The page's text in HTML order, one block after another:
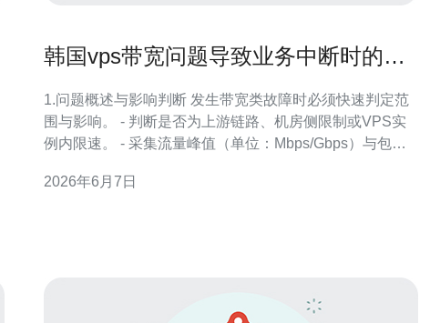
韩国vps带宽问题导致业务中断时的应
1.问题概述与影响判断 发生带宽类故障时必须快速判定范
围与影响。 - 判断是否为上游链路、机房侧限制或VPS实
例内限速。 - 采集流量峰值（单位：Mbps/Gbps）与包率
VLAN、整个机房或骨干链路。 - 评估业务优先级（支付/
2026年6月7日